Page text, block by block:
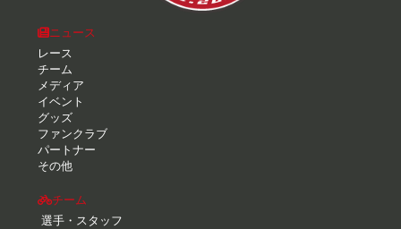
ニュース
レース
チーム
メディア
イベント
グッズ
ファンクラブ
パートナー
その他
チーム
選手・スタッフ